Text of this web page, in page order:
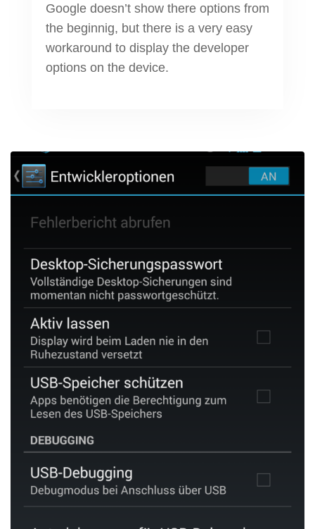
Google doesn’t show there options from
the beginnig, but there is a very easy
workaround to display the developer
options on the device.